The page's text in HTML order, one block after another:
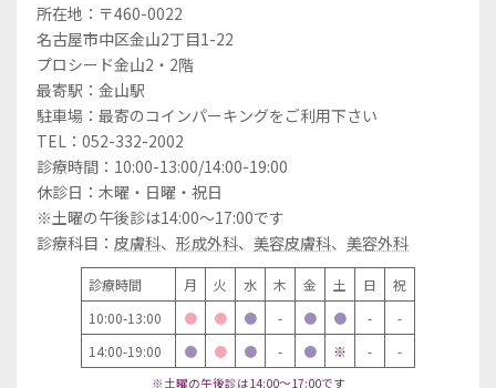
所在地：〒460-0022
名古屋市中区金山2丁目1-22
プロシード金山2・2階
最寄駅：金山駅
駐車場：最寄のコインパーキングをご利用下さい
TEL：052-332-2002
診療時間：10:00-13:00/14:00-19:00
休診日：木曜・日曜・祝日
※土曜の午後診は14:00～17:00です
診療科目： 皮膚科、 形成外科、 美容皮膚科、 美容外科
診療時間 月 火 水 木 金 土 日
祝
10:00-13:00
● ● ● - ● ● -
-
14:00-19:00
● ● ● - ● ※ - -
※土曜の午後診は14:00～17:00です